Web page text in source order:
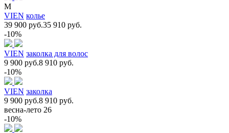
M
VIEN колье
39 900 руб.35 910 руб.
-10%
VIEN заколка для волос
9 900 руб.8 910 руб.
-10%
VIEN заколка
9 900 руб.8 910 руб.
весна-лето 26
-10%